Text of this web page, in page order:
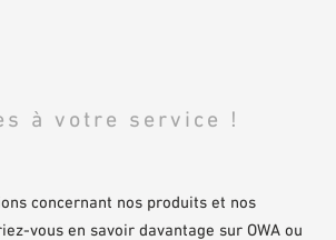
à votre service !
concernant nos produits et nos
vous en savoir davantage sur OWA ou